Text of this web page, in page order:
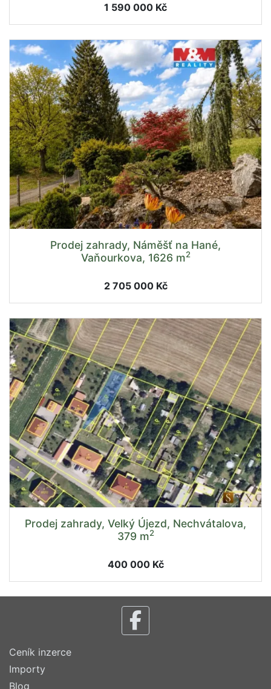
1 590 000 Kč
Prodej zahrady, Náměšť na Hané,
Vaňourkova, 1626 m2
2 705 000 Kč
Prodej zahrady, Velký Újezd, Nechvátalova,
379 m2
400 000 Kč
Ceník inzerce
Importy
Blog